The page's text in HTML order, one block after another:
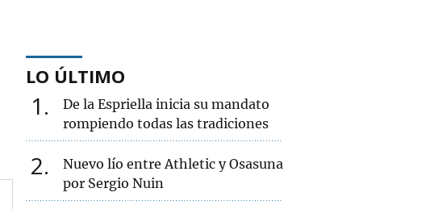
LO ÚLTIMO
1
De la Espriella inicia su mandato
rompiendo todas las tradiciones
2
Nuevo lío entre Athletic y Osasuna
por Sergio Nuin